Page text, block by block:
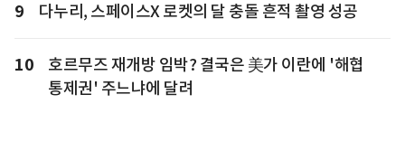
9 다누리, 스페이스X 로켓의 달 충돌 흔적 촬영 성공
10
호르무즈 재개방 임박? 결국은 美가 이란에 '해협
통제권' 주느냐에 달려